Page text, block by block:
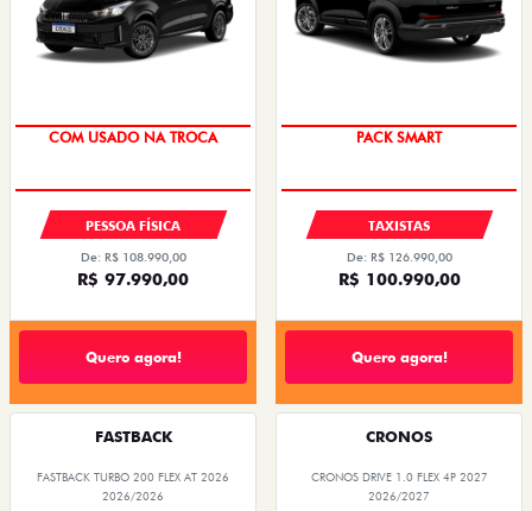
SUPER DESCONTO
PESSOA FÍSICA
De: R$ 108.990,00
R$ 97.990,00
Quero agora!
PACK SMART
TAXISTAS
De: R$ 126.990,00
R$ 100.990,00
Quero agora!
FASTBACK
FASTBACK TURBO 200 FLEX AT 2026
2026/2026
CRONOS
CRONOS DRIVE 1.0 FLEX 4P 2027
2026/2027